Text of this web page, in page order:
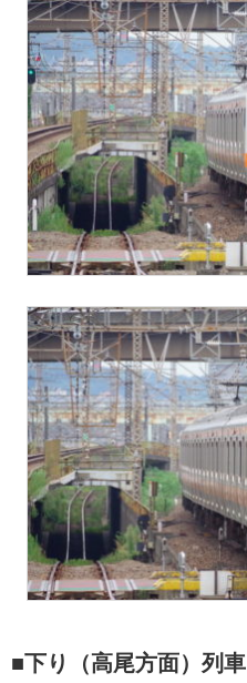
■下り（高尾方面）列車